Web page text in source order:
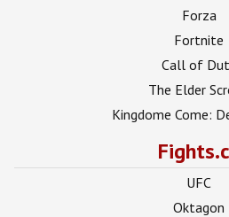
Forza
Fortnite
Call of
The Elder
Kingdome Come:
UFC
Oktagon